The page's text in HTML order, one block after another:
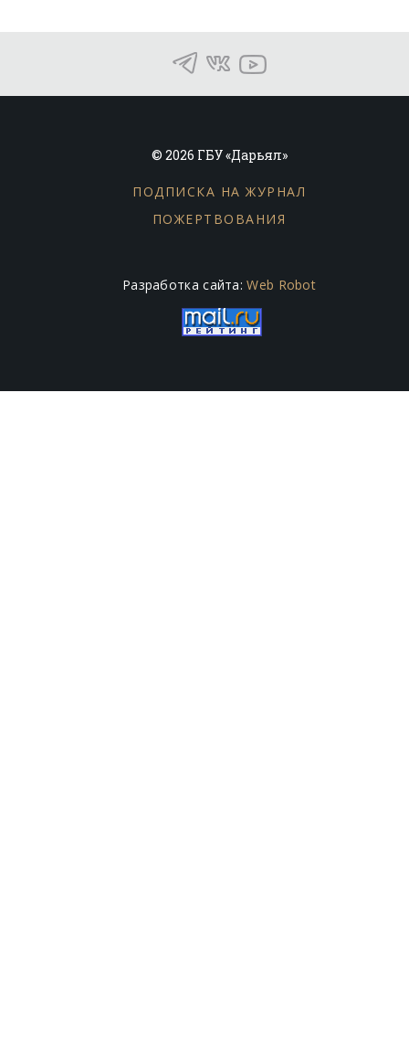
© 2026 ГБУ «Дарьял»
ПОДПИСКА НА ЖУРНАЛ
ПОЖЕРТВОВАНИЯ
Разработка сайта:Web Robot